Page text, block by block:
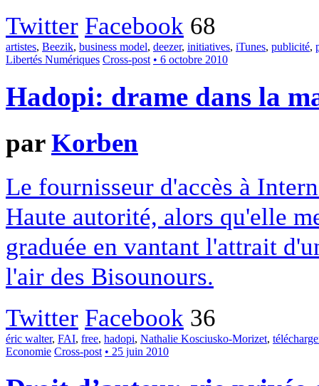
Twitter Facebook 68
artistes, Beezik, business model, deezer, initiatives, iTunes, publicité,
Libertés Numériques Cross-post • 6 octobre 2010
Hadopi: drame dans la
parKorben
Le fournisseur d'accès à
Haute autorité, alors qu'elle
graduée en vantant l'attrait
l'air des Bisounours.
Twitter Facebook 36
éric walter, FAI, free, hadopi, Nathalie Kosciusko-Morizet,
Economie Cross-post • 25 juin 2010